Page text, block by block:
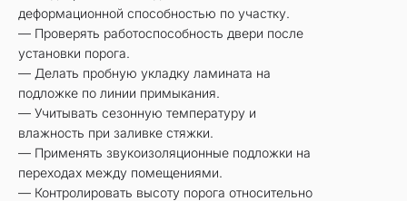
деформационной способностью по участку.
— Проверять работоспособность двери после
установки порога.
— Делать пробную укладку ламината на
подложке по линии примыкания.
— Учитывать сезонную температуру и
влажность при заливке стяжки.
— Применять звукоизоляционные подложки на
переходах между помещениями.
— Контролировать высоту порога относительно